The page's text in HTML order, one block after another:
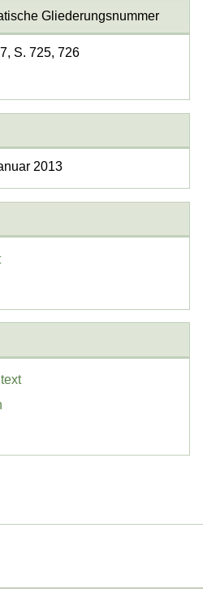
Gliederungsnummer
S. 725, 726
2013